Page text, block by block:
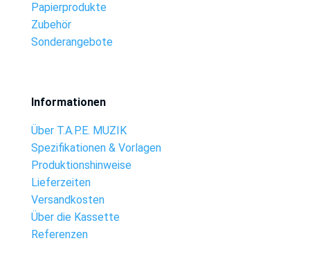
Papierprodukte
Zubehör
Sonderangebote
Informationen
Über T.A.P.E. MUZIK
Spezifikationen & Vorlagen
Produktionshinweise
Lieferzeiten
Versandkosten
Über die Kassette
Referenzen